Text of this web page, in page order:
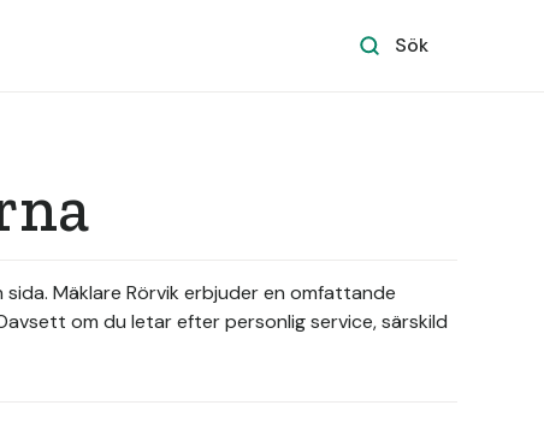
Sök
Mäklare Rörvik erbjuder en omfattande
om du letar efter personlig service, särskild